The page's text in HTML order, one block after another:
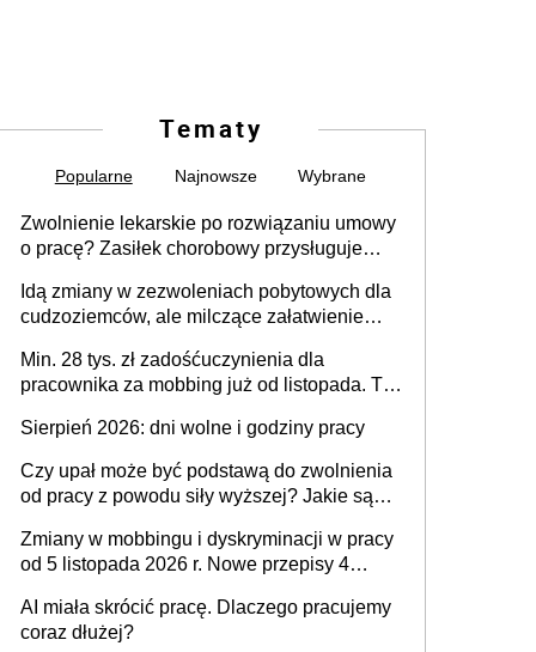
Tematy
Popularne Najnowsze Wybrane
Zwolnienie lekarskie po rozwiązaniu umowy
o pracę? Zasiłek chorobowy przysługuje
dni od ustania stosunku pracy
Idą zmiany w zezwoleniach pobytowych dla
cudzoziemców, ale milczące załatwienie
Min. 28 tys. zł zadośćuczynienia dla
pracownika za mobbing już od listopada. To
zespołu
Sierpień 2026: dni wolne i godziny pracy
Czy upał może być podstawą do zwolnienia
od pracy z powodu siły wyższej? Jakie są
Zmiany w mobbingu i dyskryminacji w pracy
od 5 listopada 2026 r. Nowe przepisy 4
Ustaw
AI miała skrócić pracę. Dlaczego pracujemy
coraz dłużej?